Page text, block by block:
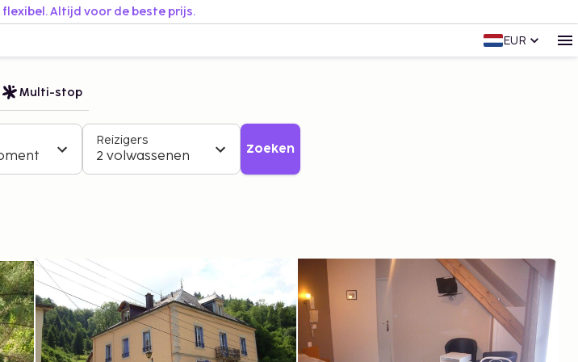
flexibel. Altijd voor de beste prijs.
EUR
Multi-stop
Reizigers
2 volwassenen Zoeken